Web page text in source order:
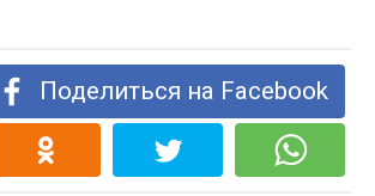
Поделиться на Facebook